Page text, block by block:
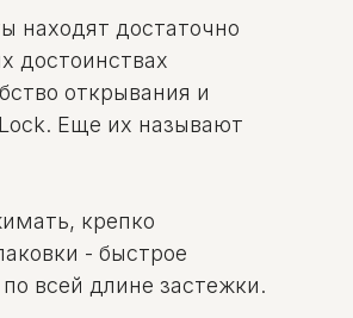
находят достаточно
достоинствах
открывания и
Еще их называют
крепко
- быстрое
всей длине застежки.